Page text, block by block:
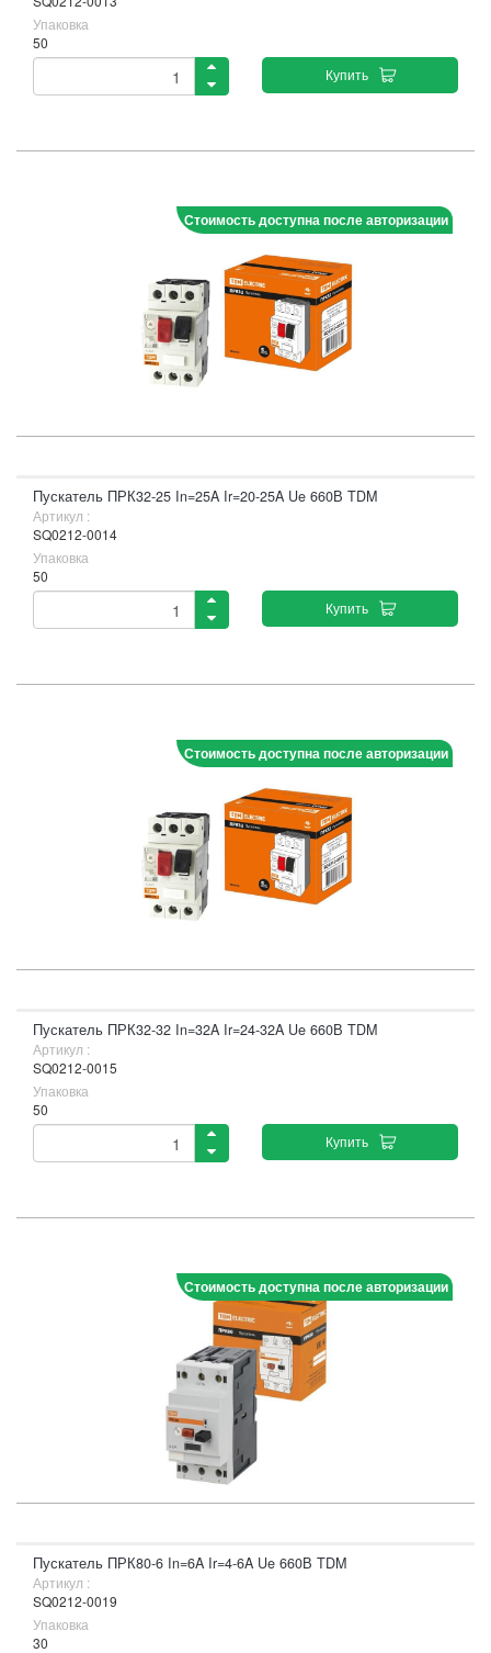
Упаковка
50
Купить
Стоимость доступна после авторизации
Пускатель ПРК32-25 In=25A Ir=20-25A Ue 660В TDM
Артикул :
SQ0212-0014
Упаковка
50
Купить
Стоимость доступна после авторизации
Пускатель ПРК32-32 In=32A Ir=24-32A Ue 660В TDM
Артикул :
SQ0212-0015
Упаковка
50
Купить
Стоимость доступна после авторизации
Пускатель ПРК80-6 In=6A Ir=4-6A Ue 660В TDM
Артикул :
SQ0212-0019
Упаковка
30